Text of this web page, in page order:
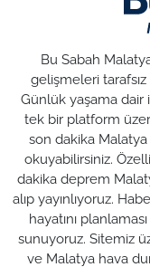
Bu Sabah
gelişmeleri tarafsız
Günlük yaşama
tek bir platform
son dakika
okuyabilirsiniz.
dakika deprem
alıp yayınlıyoruz.
hayatını
sunuyoruz. Sitemiz
ve Malatya hava